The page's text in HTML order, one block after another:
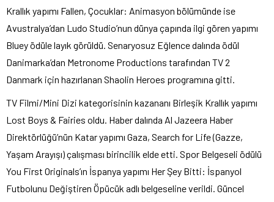
Krallık yapımı Fallen, Çocuklar: Animasyon bölümünde ise
Avustralya’dan Ludo Studio’nun dünya çapında ilgi gören yapımı
Bluey ödüle layık görüldü. Senaryosuz Eğlence dalında ödül
Danimarka’dan Metronome Productions tarafından TV 2
Danmark için hazırlanan Shaolin Heroes programına gitti.
TV Filmi/Mini Dizi kategorisinin kazananı Birleşik Krallık yapımı
Lost Boys & Fairies oldu. Haber dalında Al Jazeera Haber
Direktörlüğü’nün Katar yapımı Gaza, Search for Life (Gazze,
Yaşam Arayışı) çalışması birincilik elde etti. Spor Belgeseli ödülü
You First Originals’ın İspanya yapımı Her Şey Bitti: İspanyol
Futbolunu Değiştiren Öpücük adlı belgeseline verildi. Güncel